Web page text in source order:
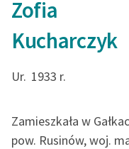
Ręce pełne poezji
Kolekcje edukacyjne
twórców przechodzących
do domeny publicznej,
Odkurzamy bohaterów
Zofia
Kucharczyk
Ur. 1933 r.
Zamieszkała w
pow. Rusinów, woj.